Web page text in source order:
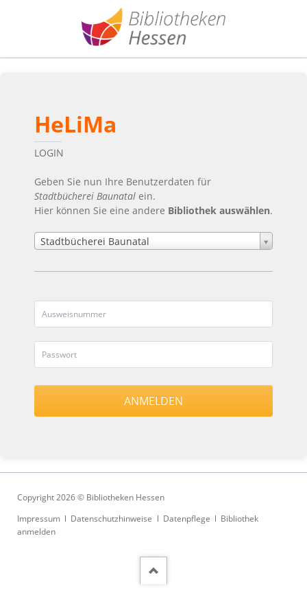
HeLiMa
LOGIN
Geben Sie nun Ihre Benutzerdaten für
Stadtbücherei Baunatal ein.
Hier können Sie eine andere Bibliothek auswählen.
Stadtbücherei Baunatal
Copyright 2026 © Bibliotheken Hessen
Navigation
überspringen
Impressum Datenschutzhinweise Datenpflege
Bibliothek
anmelden